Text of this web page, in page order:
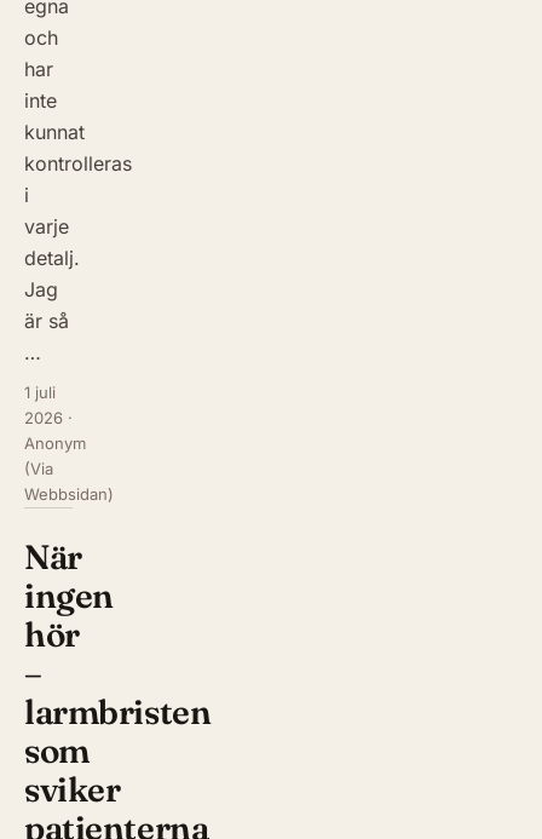
egna
och
har
inte
kunnat
kontrolleras
i
varje
detalj.
Jag
är så
…
1 juli
2026 ·
Anonym
(Via
Webbsidan)
När
ingen
hör
–
larmbristen
som
sviker
patienterna